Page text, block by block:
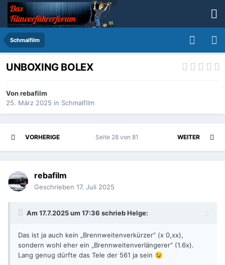
Schmalfilm
UNBOXING BOLEX
Vonrebafilm
25. März 2025 in Schmalfilm
VORHERIGE WEITER
Seite 28 von 81
rebafilm
Geschrieben 17. Juli 2025
Am 17.7.2025 um 17:36 schriebHelge:
Das ist ja auch kein „Brennweitenverkürzer“ (x 0,xx),
sondern wohl eher ein „Brennweitenverlängerer“ (1.6x).
Lang genug dürfte das Tele der 561 ja sein 😉